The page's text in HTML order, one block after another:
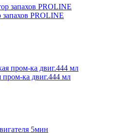
запахов PROLINE
пром-ка двиг.444 мл